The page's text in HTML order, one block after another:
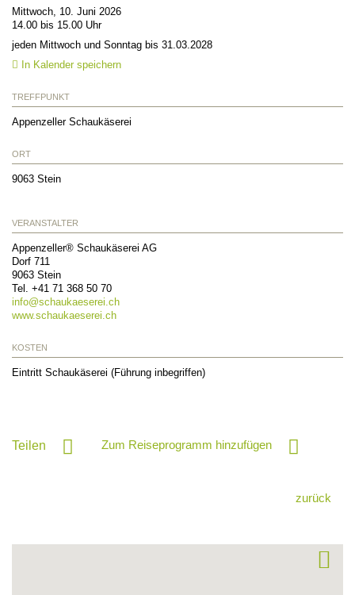
Mittwoch, 10. Juni 2026
14.00 bis 15.00 Uhr
jeden Mittwoch und Sonntag bis 31.03.2028
In Kalender speichern
TREFFPUNKT
Appenzeller Schaukäserei
ORT
9063 Stein
VERANSTALTER
Appenzeller® Schaukäserei AG
Dorf 711
9063 Stein
Tel. +41 71 368 50 70
info@schaukaeserei.ch
www.schaukaeserei.ch
KOSTEN
Eintritt Schaukäserei (Führung inbegriffen)
Teilen Zum Reiseprogramm hinzufügen
zurück